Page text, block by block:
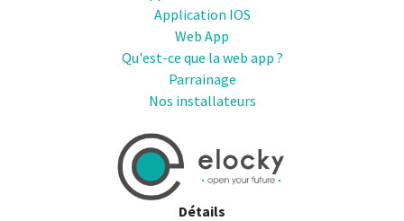
Application IOS
Web App
Qu'est-ce que la web app ?
Parrainage
Nos installateurs
Détails